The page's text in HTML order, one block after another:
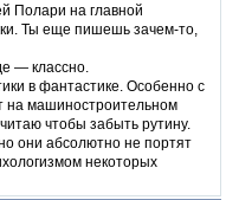
Полари на главной
Ты еще пишешь зачем-то,
— классно.
в фантастике. Особенно с
на машиностроительном
чтобы забыть рутину.
они абсолютно не портят
некоторых